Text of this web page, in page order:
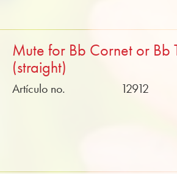
Mute for Bb Cornet or Bb
(straight)
Artículo no.
12912